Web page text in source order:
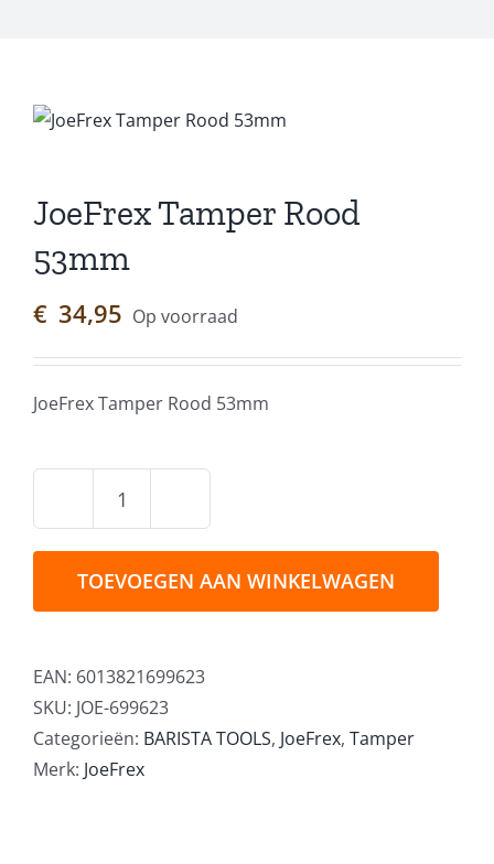
JoeFrex Tamper Rood
53mm
€ 34,95 Op voorraad
JoeFrex Tamper Rood 53mm
JoeFrex
Rood
TOEVOEGEN AAN WINKELWAGEN
EAN: 6013821699623
SKU: JOE-699623
Categorieën: BARISTA TOOLS, JoeFrex, Tamper
Merk: JoeFrex